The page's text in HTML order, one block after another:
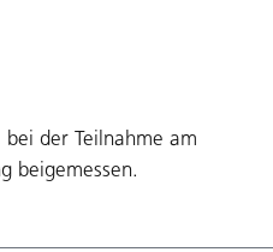
der Teilnahme am
beigemessen.